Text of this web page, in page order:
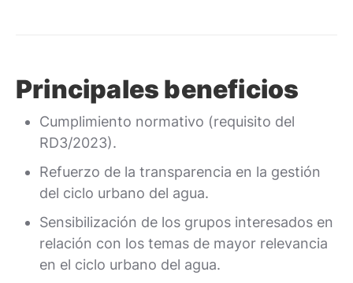
Principales beneficios
Cumplimiento normativo (requisito del
RD3/2023).
Refuerzo de la transparencia en la gestión
del ciclo urbano del agua.
Sensibilización de los grupos interesados en
relación con los temas de mayor relevancia
en el ciclo urbano del agua.